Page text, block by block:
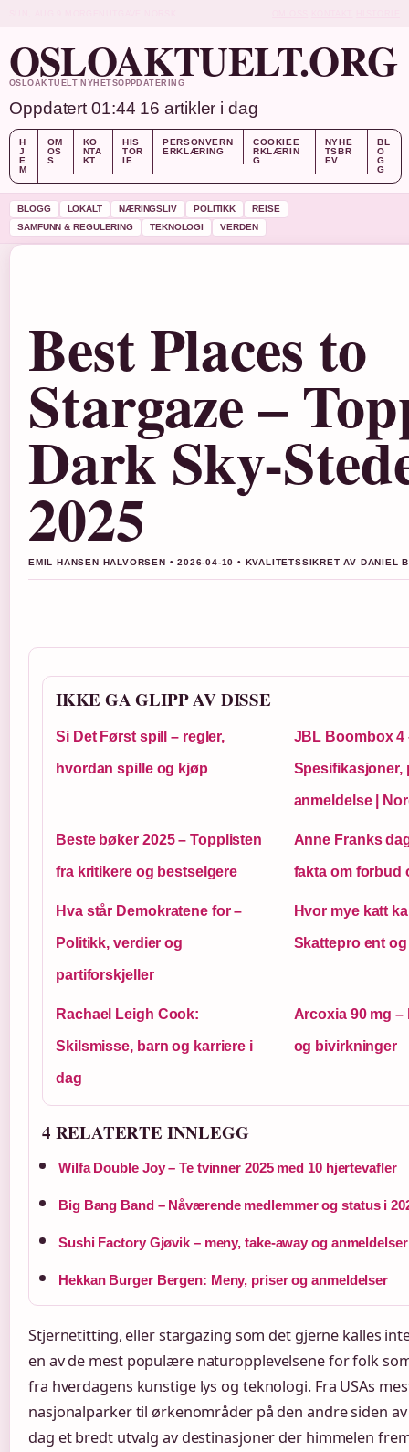
OSLOAKTUELT.ORG
OSLOAKTUELT NYHETSOPPDATERING
Oppdatert 01:44 16 artikler i dag
H
J
E
M
OM
OS
S
KO
NTA
KT
HIS
TOR
IE
PERSONVERN
ERKLÆRING
COOKIEE
RKLÆRIN
G
NYHE
TSBR
EV
BL
O
G
G
BLOGG LOKALT NÆRINGSLIV POLITIKK
REISE
SAMFUNN & REGULERING
TEKNOLOGI VERDEN
Best Places to
Stargaze –
Dark Sky-
2025
EMIL HANSEN HALVORSEN • 2026-04-10 • KVALITETSSIKRET AV DANIEL
IKKE GA GLIPP AV DISSE
Si Det Først spill – regler,
hvordan spille og kjøp
JBL Boombox 4
Spesifikasjoner,
anmeldelse |
Beste bøker 2025 – Topplisten
fra kritikere og bestselgere
Anne Franks
fakta om forbud
Hva står Demokratene for –
Politikk, verdier og
partiforskjeller
Hvor mye katt
Skattepro ent
Rachael Leigh Cook:
Skilsmisse, barn og karriere i
dag
Arcoxia 90 mg
og bivirkninger
4 RELATERTE INNLEGG
Wilfa Double Joy – Te tvinner 2025 med 10 hjertevafler
Big Bang Band – Nåværende medlemmer og status i
Sushi Factory Gjøvik – meny, take-away og anmeldelser
Hekkan Burger Bergen: Meny, priser og anmeldelser
Stjernetitting, eller stargazing som det gjerne kalles
en av de mest populære naturopplevelsene for folk
fra hverdagens kunstige lys og teknologi. Fra USAs
nasjonalparker til ørkenområder på den andre siden
dag et bredt utvalg av destinasjoner der himmelen